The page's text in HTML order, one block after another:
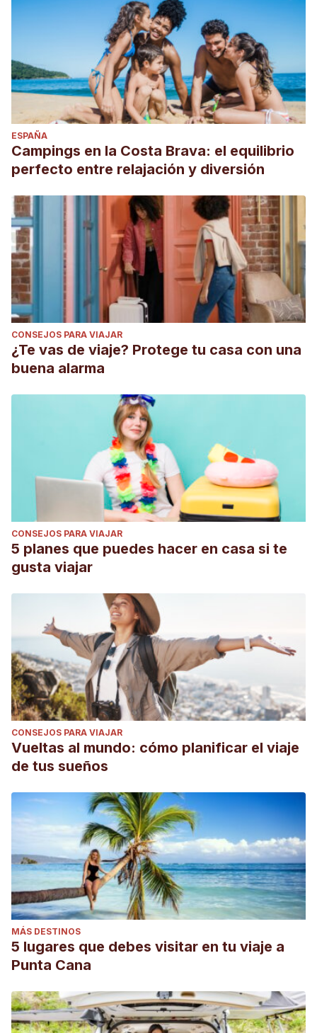
ESPAÑA
Campings en la Costa Brava: el equilibrio
perfecto entre relajación y diversión
CONSEJOS PARA VIAJAR
¿Te vas de viaje? Protege tu casa con una
buena alarma
CONSEJOS PARA VIAJAR
5 planes que puedes hacer en casa si te
gusta viajar
CONSEJOS PARA VIAJAR
Vueltas al mundo: cómo planificar el viaje
de tus sueños
MÁS DESTINOS
5 lugares que debes visitar en tu viaje a
Punta Cana